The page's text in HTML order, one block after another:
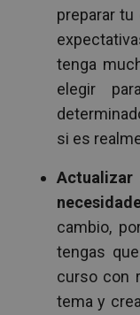
preparar
tenga
elegir
si es
Actualizar
cambio,
tengas
curso con
tema y